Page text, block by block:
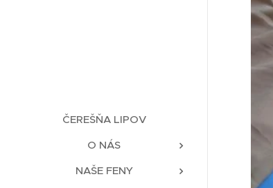
ČEREŠŇA LIPOV
O NÁS
NAŠE FENY